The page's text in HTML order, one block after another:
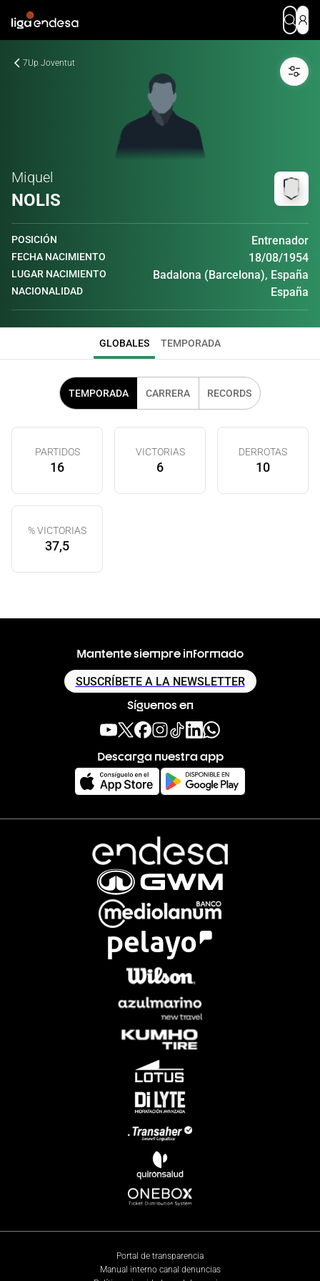
7Up Joventut
Miquel
NOLIS
POSICIÓN Entrenador
FECHA NACIMIENTO 18/08/1954
LUGAR NACIMIENTO Badalona (Barcelona), España
NACIONALIDAD España
GLOBALES TEMPORADA
TEMPORADA CARRERA RECORDS
PARTIDOS
16
VICTORIAS
6
DERROTAS
10
% VICTORIAS
37,5
Mantente siempre informado
SUSCRÍBETE A LA NEWSLETTER
Síguenos en
Descarga nuestra app
Portal de transparencia
Manual interno canal denuncias